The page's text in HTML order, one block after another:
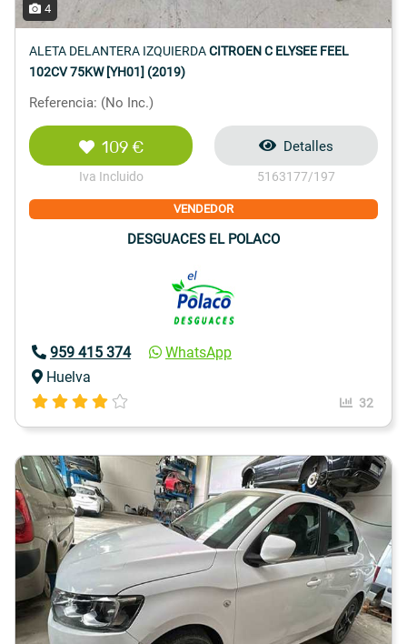
4
ALETA DELANTERA IZQUIERDACITROEN C ELYSEE FEEL
102CV 75KW [YH01] (2019)
Referencia: (No Inc.)
109 €
Iva Incluido
Detalles
5163177/197
VENDEDOR
DESGUACES EL POLACO
959 415 374
WhatsApp
Huelva
32